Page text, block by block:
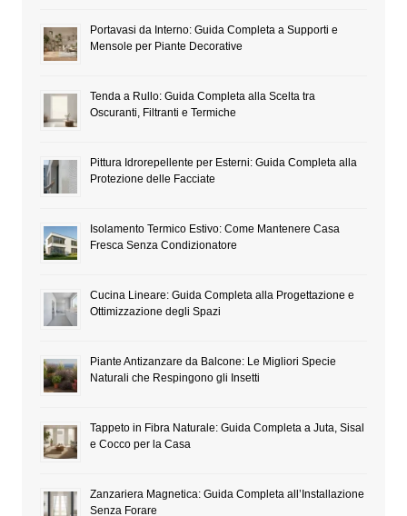
Portavasi da Interno: Guida Completa a Supporti e
Mensole per Piante Decorative
Tenda a Rullo: Guida Completa alla Scelta tra
Oscuranti, Filtranti e Termiche
Pittura Idrorepellente per Esterni: Guida Completa alla
Protezione delle Facciate
Isolamento Termico Estivo: Come Mantenere Casa
Fresca Senza Condizionatore
Cucina Lineare: Guida Completa alla Progettazione e
Ottimizzazione degli Spazi
Piante Antizanzare da Balcone: Le Migliori Specie
Naturali che Respingono gli Insetti
Tappeto in Fibra Naturale: Guida Completa a Juta, Sisal
e Cocco per la Casa
Zanzariera Magnetica: Guida Completa all’Installazione
Senza Forare